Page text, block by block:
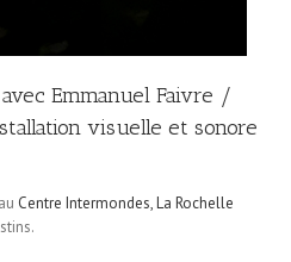
Emmanuel Faivre /
visuelle et sonore
Centre Intermondes, La Rochelle